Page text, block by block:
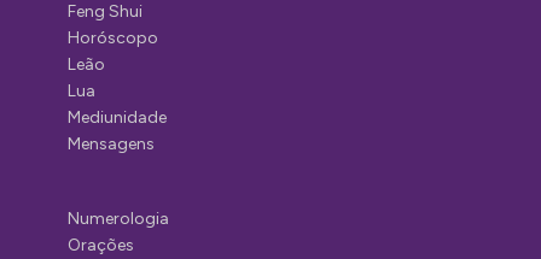
Feng Shui
Horóscopo
Leão
Lua
Mediunidade
Mensagens
Numerologia
Orações